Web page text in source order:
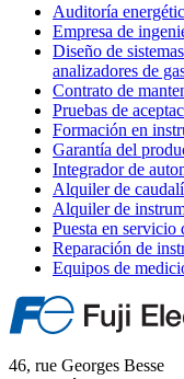
Auditoría
Empresa de
Diseño de
analizadores de
Contrato de
Pruebas de
Formación en
Garantía del
Integrador de
Alquiler de
Alquiler de
Puesta en servicio
Reparación de
Equipos de
46, rue Georges Besse